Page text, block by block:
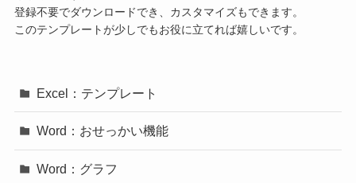
登録不要でダウンロードでき、カスタマイズもできます。
このテンプレートが少しでもお役に立てれば嬉しいです。
Excel：テンプレート
Word：おせっかい機能
Word：グラフ